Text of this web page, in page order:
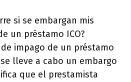
si se embargan mis
un préstamo ICO?
impago de un préstamo
lleve a cabo un embargo
que el prestamista